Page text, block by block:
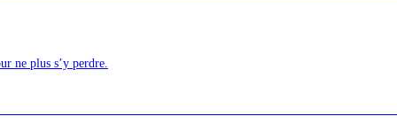
ne plus s’y perdre.